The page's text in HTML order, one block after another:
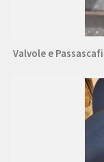
Valvole e